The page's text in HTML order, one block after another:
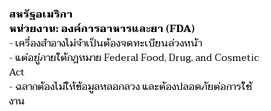
สหรัฐอเมริกา
หน่วยงาน: องค์การอาหารและยา (FDA)
- เครื่องสำอางไม่จำเป็นต้องจดทะเบียนล่วงหน้า
- แต่อยู่ภายใต้กฎหมาย Federal Food, Drug, and Cosmetic
Act
- ฉลากต้องไม่ให้ข้อมูลหลอกลวง และต้องปลอดภัยต่อการใช้
งาน